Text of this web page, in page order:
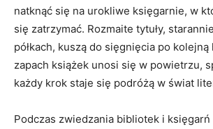
natknąć‌ się ⁣na urokliwe ⁤księgarnie, ⁣w
się zatrzymać. Rozmaite tytuły,
półkach, kuszą do sięgnięcia po
zapach książek ⁣unosi się w ‌powietrzu,⁣
każdy krok staje się ⁣podróżą w świat
Podczas⁣ zwiedzania bibliotek i księgarń